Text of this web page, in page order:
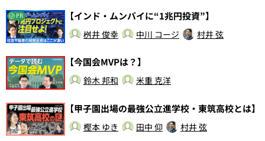
PR 【インド・ムンバイに“1兆円投資”】
桝井 俊幸 中川 コージ 村井 弦
【今国会MVPは？】
鈴木 邦和 米重 克洋
【甲子園出場の最強公立進学校・東筑高校とは】
樫本 ゆき 田中 仰 村井 弦